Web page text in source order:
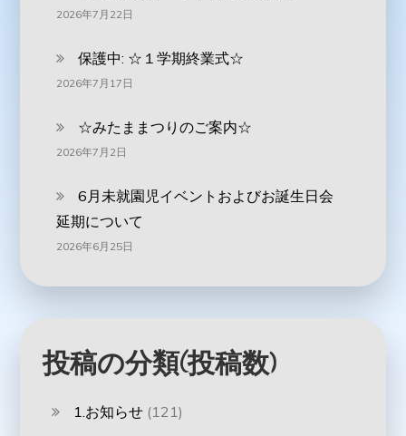
2026年7月22日
保護中: ☆１学期終業式☆
2026年7月17日
☆みたままつりのご案内☆
2026年7月2日
6月未就園児イベントおよびお誕生日会
延期について
2026年6月25日
投稿の分類(投稿数)
1.お知らせ (121)